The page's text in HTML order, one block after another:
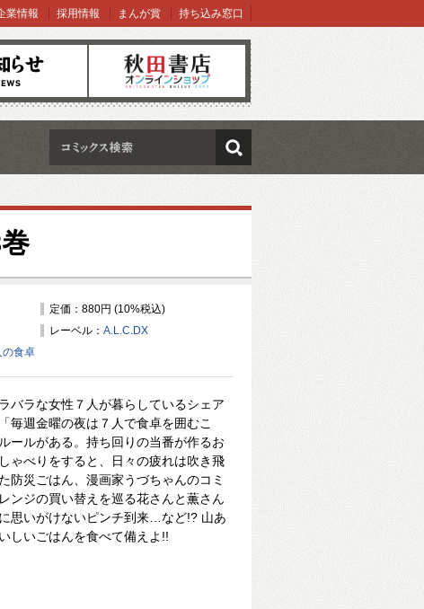
オンラインショップ
業情報 採用情報 まんが賞 持ち込み窓口
検索
定価：880円 (10%税込)
レーベル： A.L.C.DX
の食卓
バラな女性７人が暮らしているシェア
毎週金曜の夜は７人で食卓を囲むこ
ールがある。持ち回りの当番が作るお
ゃべりをすると、日々の疲れは吹き飛
防災ごはん、漫画家うづちゃんのコミ
ンジの買い替えを巡る花さんと薫さん
思いがけないピンチ到来…など!? 山あ
しいごはんを食べて備えよ!!